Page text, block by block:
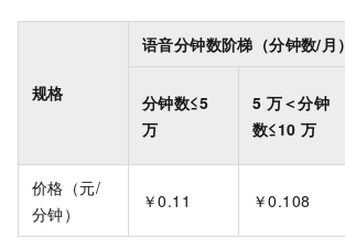
规格
语音分钟数阶梯（分钟数/月）
分钟数≤5
万
5 万＜分钟
数≤10 万
价格（元/
分钟）
￥0.11 ￥0.108